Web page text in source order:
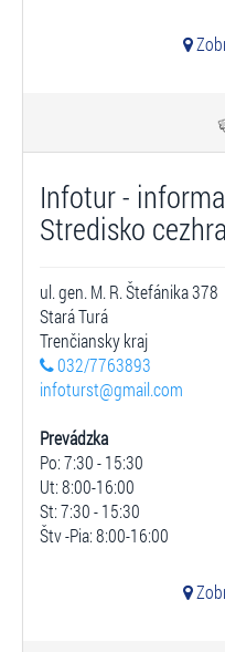
Infotur -
Stredisko
ul. gen. M. R. Štefánika 378
Stará Turá
Trenčiansky kraj
032/7763893
infoturst@gmail.com
Prevádzka
Po: 7:30 - 15:30
Ut: 8:00-16:00
St: 7:30 - 15:30
Štv -Pia: 8:00-16:00